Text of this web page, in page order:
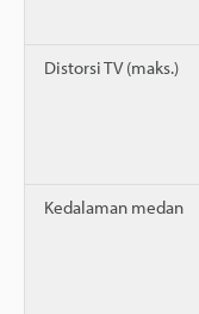
Distorsi TV (maks.)
Kedalaman medan